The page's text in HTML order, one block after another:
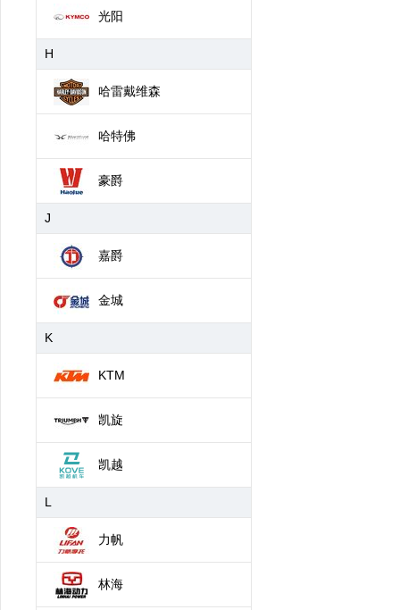
光阳
H
哈雷戴维森
哈特佛
豪爵
J
嘉爵
金城
K
KTM
凯旋
凯越
L
力帆
林海